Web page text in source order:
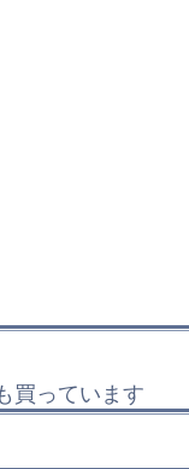
買っています